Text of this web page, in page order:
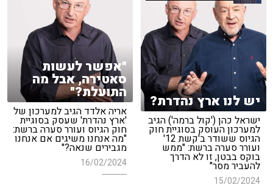
"אפשר לעשות
סאטירה, אבל מה
התועלת?"
אריה אלדד הגיב למערכון של
'ארץ נהדרת' שעסק בסוגיית
חוק הגיוס ועורר סערה ברשת:
"מה אנחנו משיגים אם אנחנו
מגבירים שנאה?"
16/02/2024
יש לנו ארץ נהדרת?
ישראל כהן ('קול ברמה') הגיב
למערכון העוסק בסוגיית חוק
הגיוס ששודר ב'קשת 12'
ועורר סערה ברשת: "ממש
בוקס בבטן, זו לא הדרך
להעביר מסר"
15/02/2024